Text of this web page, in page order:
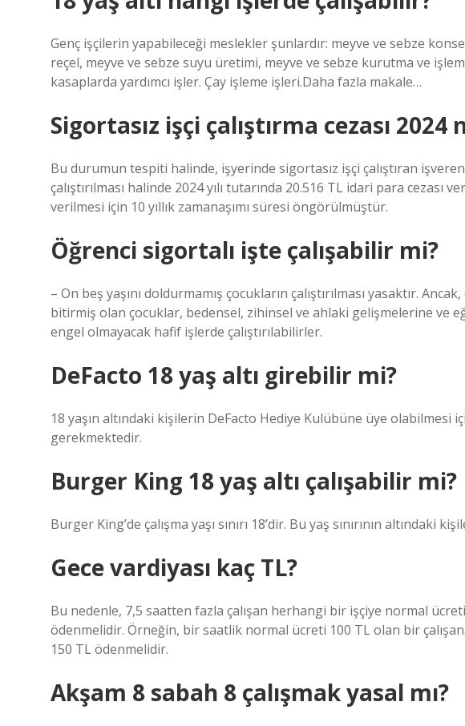
Genç işçilerin yapabileceği meslekler şunlardır: meyve ve sebze
reçel, meyve ve sebze suyu üretimi, meyve ve sebze kurutma ve
kasaplarda yardımcı işler. Çay işleme işleri.Daha fazla makale…
Sigortasız işçi çalıştırma cezası 2024
Bu durumun tespiti halinde, işyerinde sigortasız işçi çalıştıran
çalıştırılması halinde 2024 yılı tutarında 20.516 TL idari para cezası
verilmesi için 10 yıllık zamanaşımı süresi öngörülmüştür.
Öğrenci sigortalı işte çalışabilir mi?
– On beş yaşını doldurmamış çocukların çalıştırılması yasaktır.
bitirmiş olan çocuklar, bedensel, zihinsel ve ahlaki gelişmelerine ve
engel olmayacak hafif işlerde çalıştırılabilirler.
DeFacto 18 yaş altı girebilir mi?
18 yaşın altındaki kişilerin DeFacto Hediye Kulübüne üye olabilmesi
gerekmektedir.
Burger King 18 yaş altı çalışabilir mi?
Burger King’de çalışma yaşı sınırı 18’dir. Bu yaş sınırının altındaki
Gece vardiyası kaç TL?
Bu nedenle, 7,5 saatten fazla çalışan herhangi bir işçiye normal
ödenmelidir. Örneğin, bir saatlik normal ücreti 100 TL olan bir
150 TL ödenmelidir.
Akşam 8 sabah 8 çalışmak yasal mı?